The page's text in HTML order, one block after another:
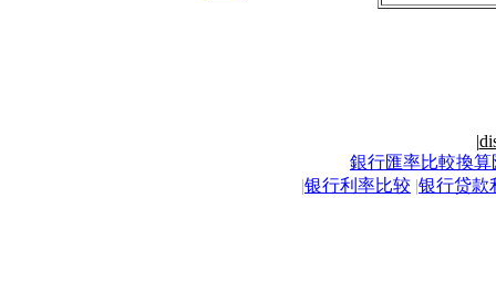
|
銀行匯率比較換算
|银行利率比较 |银行贷款